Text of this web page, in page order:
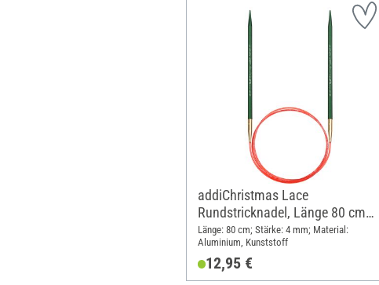
addiChristmas Lace
Rundstricknadel, Länge 80 cm,
Stärke 4
Länge: 80 cm; Stärke: 4 mm; Material:
Aluminium, Kunststoff
12,95 €